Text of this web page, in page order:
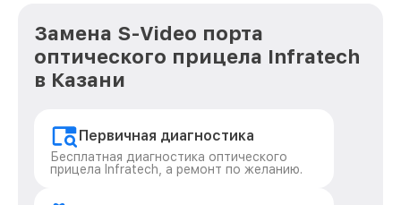
Замена S-Video порта
оптического прицела Infratech
в Казани
Первичная диагностика
Бесплатная диагностика оптического
прицела Infratech, а ремонт по желанию.